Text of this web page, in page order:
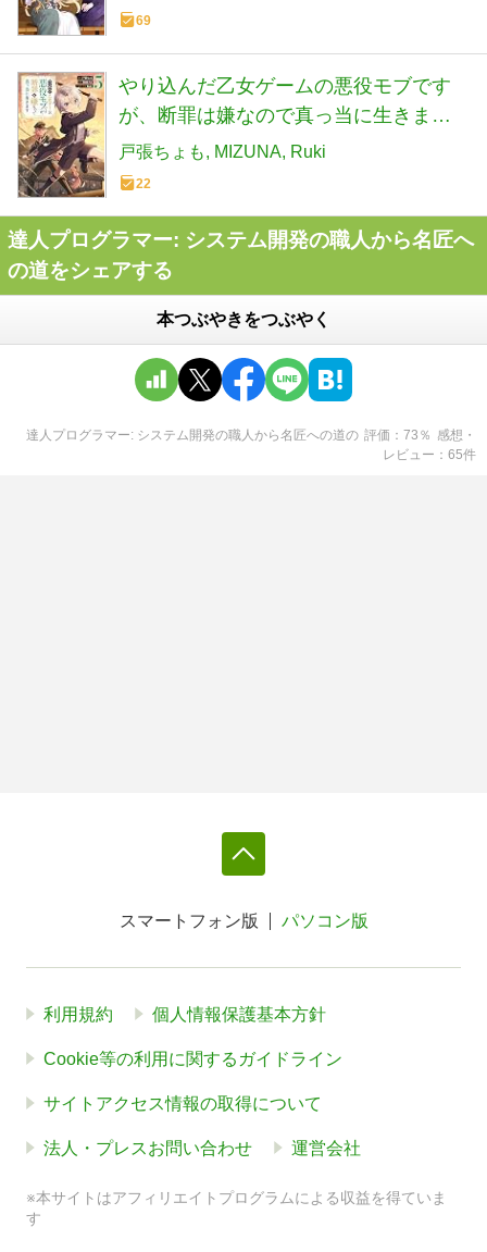
69
やり込んだ乙女ゲームの悪役モブです
が、断罪は嫌なので真っ当に生きます
@COMIC 第5巻 (コロナ・コミックス)
戸張ちょも MIZUNA Ruki
22
達人プログラマー: システム開発の職人から名匠へ
の道をシェアする
本つぶやきをつぶやく
達人プログラマー: システム開発の職人から名匠への道の 評価 73 ％ 感想・
レビュー
65件
スマートフォン版 パソコン版
利用規約 個人情報保護基本方針
Cookie等の利用に関するガイドライン
サイトアクセス情報の取得について
法人・プレスお問い合わせ 運営会社
※本サイトはアフィリエイトプログラムによる収益を得ていま
す